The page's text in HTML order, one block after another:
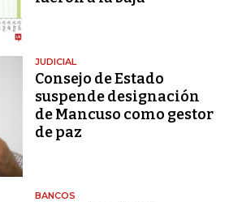
JUDICIAL
Consejo de Estado
suspende designación
de Mancuso como gestor
de paz
BANCOS